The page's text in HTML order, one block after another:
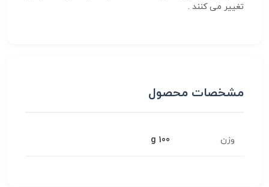
تغییر می کنند .
مشخصات محصول
وزن 100 g